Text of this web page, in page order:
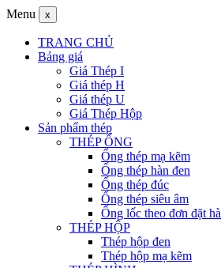
Menu x
TRANG CHỦ
Bảng giá
Giá Thép I
Giá thép H
Giá thép U
Giá Thép Hộp
Sản phẩm thép
THÉP ỐNG
Ống thép mạ kẽm
Ống thép hàn đen
Ống thép đúc
Ống thép siêu âm
Ống lốc theo đơn đặt
THÉP HỘP
Thép hộp đen
Thép hộp mạ kẽm